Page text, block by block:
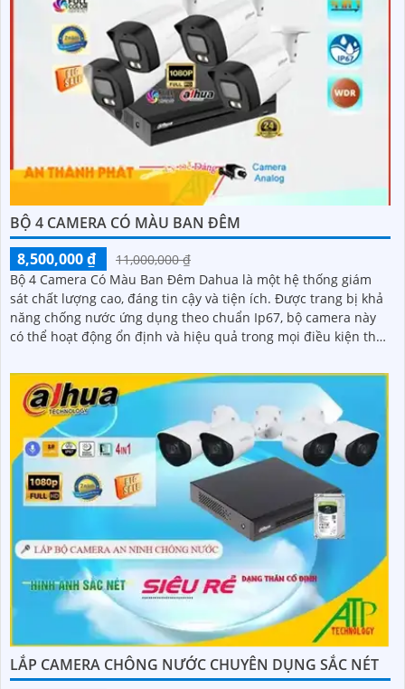
BỘ 4 CAMERA CÓ MÀU BAN ĐÊM
8,500,000 ₫
11,000,000 ₫
Bộ 4 Camera Có Màu Ban Đêm Dahua là một hệ thống giám
sát chất lượng cao, đáng tin cậy và tiện ích. Được trang bị khả
năng chống nước ứng dụng theo chuẩn Ip67, bộ camera này
có thể hoạt động ổn định và hiệu quả trong mọi điều kiện thời
LẮP CAMERA CHÔNG NƯỚC CHUYÊN DỤNG SẮC NÉT